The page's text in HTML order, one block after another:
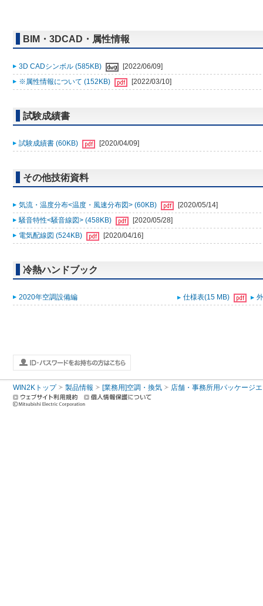
BIM・3DCAD・属性情報
3D CADシンボル (585KB)
[2022/06/09]
※属性情報について (152KB)
[2022/03/10]
試験成績書
試験成績書 (60KB) [2020/04/09]
その他技術資料
気流・温度分布<温度・風速分布図> (60KB)
[2020/05/14]
騒音特性<騒音線図> (458KB)
[2020/05/28]
電気配線図 (524KB)
[2020/04/16]
冷熱ハンドブック
2020年空調設備編 仕様表(15 MB)
WIN2Kトップ 製品情報 [業務用]空調・換気 店舗・事務所用パッケージ